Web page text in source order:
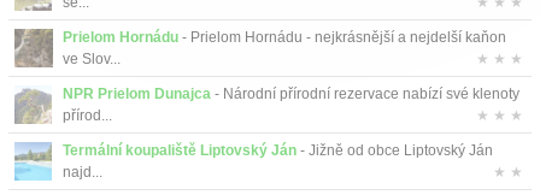
Prielom Hornádu - Prielom Hornádu - nejkrásnější a nejdelší kaňon
ve Slov...
★ ★ ★
NPR Prielom Dunajca - Národní přírodní rezervace nabízí své klenoty
přírod...
★ ★ ★
Termální koupaliště Liptovský Ján - Jižně od obce Liptovský Ján
najd...
★ ★